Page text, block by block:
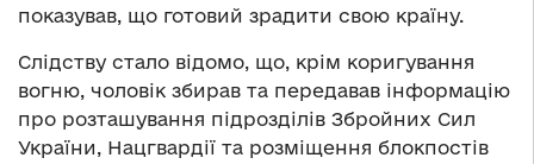
показував, що готовий зрадити свою країну.
Слідству стало відомо, що, крім коригування
вогню, чоловік збирав та передавав інформацію
про розташування підрозділів Збройних Сил
України, Нацгвардії та розміщення блокпостів